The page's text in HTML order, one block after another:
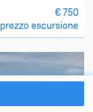
€ 750
prezzo escursione